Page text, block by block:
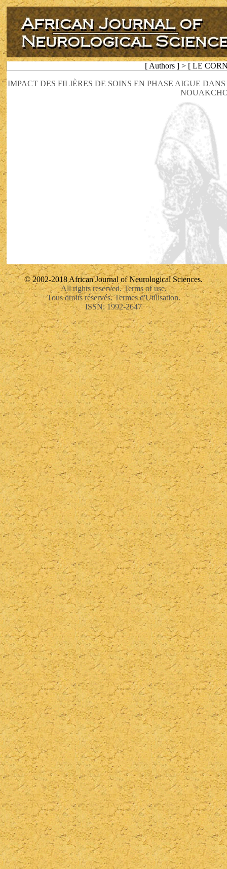
[ Authors ] > [ LE
IMPACT DES FILIÈRES DE SOINS EN PHASE AIGUE
© 2002-2018 African Journal of Neurological Sciences.
All rights reserved. Terms of use.
Tous droits réservés. Termes d'Utilisation.
ISSN: 1992-2647